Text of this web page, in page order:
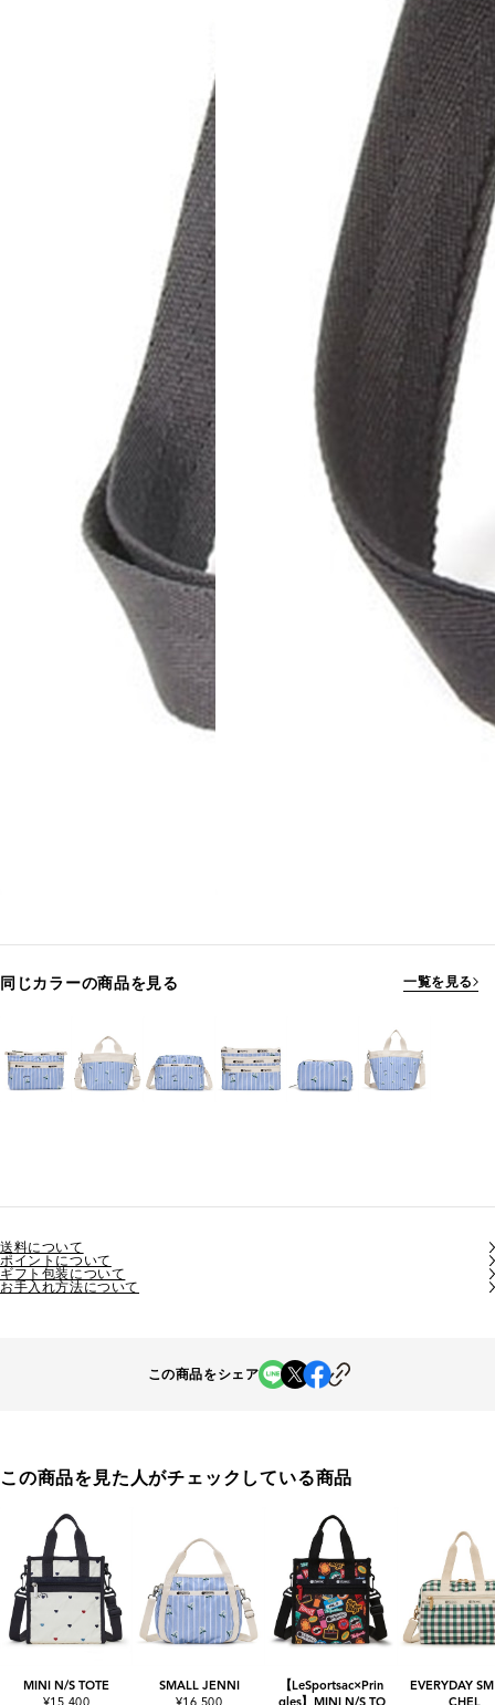
同じカラーの商品を見る 一覧を見る
送料について
ポイントについて
ギフト包装について
お手入れ方法について
この商品をシェア
この商品を見た人がチェックしている商品
MINI N/S TOTE
¥15,400
SMALL JENNI
¥16,500
【LeSportsac×Prin
gles】MINI N/S TO
EVERYDAY
CHEL